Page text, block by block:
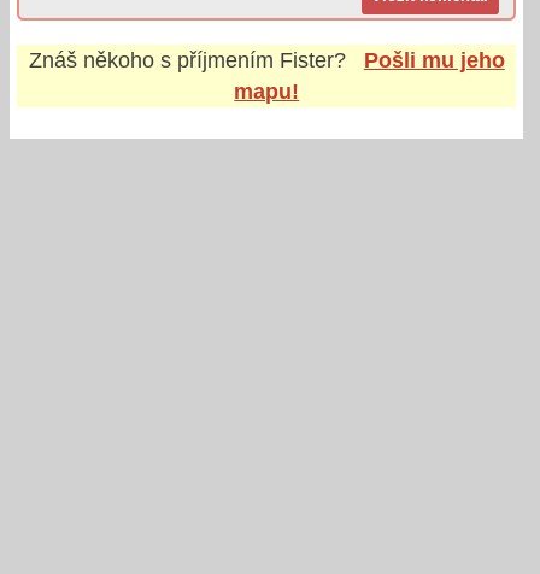
Znáš někoho s příjmením Fister?
Pošli mu jeho
mapu!